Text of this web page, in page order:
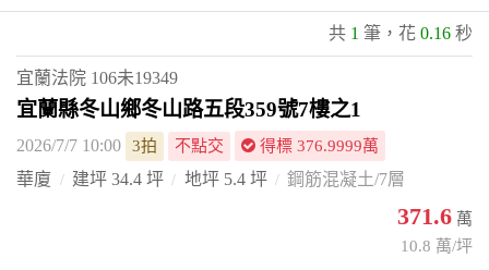
共 1 筆，花 0.16 秒
宜蘭法院 106未19349
宜蘭縣冬山鄉冬山路五段359號7樓之1
2026/7/7 10:00 3拍 不點交 得標 376.9999萬
華廈 建坪 34.4 坪 地坪 5.4 坪 鋼筋混凝土/7層
371.6 萬
10.8 萬/坪